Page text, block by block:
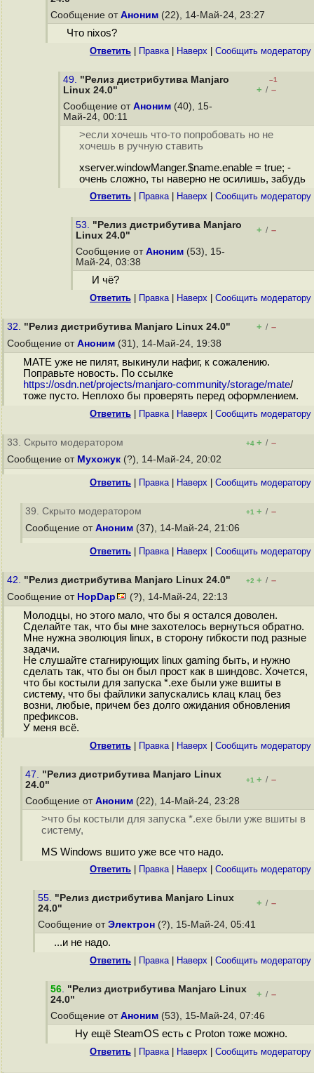
Сообщение от Аноним (22), 14-Май-24, 23:27
Что nixos?
Ответить Правка| Наверх Cообщить модератору
49. "Релиз дистрибутива Manjaro
Linux 24.0"
–1
+ / –
Сообщение от Аноним (40), 15-
Май-24, 00:11
>если хочешь что-то попробовать но не
хочешь в ручную ставить
xserver.windowManger.$name.enable = true; -
очень сложно, ты наверно не осилишь, забудь
Ответить Правка| Наверх Cообщить модератору
53. "Релиз дистрибутива Manjaro
Linux 24.0"
+ / –
Сообщение от Аноним (53), 15-
Май-24, 03:38
И чë?
Ответить Правка| Наверх Cообщить модератору
32. "Релиз дистрибутива Manjaro Linux 24.0" + / –
Сообщение от Аноним (31), 14-Май-24, 19:38
MATE уже не пилят, выкинули нафиг, к сожалению.
Поправьте новость. По ссылке
https://osdn.net/projects/manjaro-community/storage/mate/
тоже пусто. Неплохо бы проверять перед оформлением.
Ответить Правка| Наверх Cообщить модератору
33. Скрыто модератором +4 + / –
Сообщение от Мухожук (?), 14-Май-24, 20:02
Ответить Правка| Наверх Cообщить модератору
39. Скрыто модератором +1 + / –
Сообщение от Аноним (37), 14-Май-24, 21:06
Ответить Правка| Наверх Cообщить модератору
42. "Релиз дистрибутива Manjaro Linux 24.0" +2 + / –
Сообщение от HopDap (?), 14-Май-24, 22:13
Молодцы, но этого мало, что бы я остался доволен.
Сделайте так, что бы мне захотелось вернуться обратно.
Мне нужна эволюция linux, в сторону гибкости под разные
задачи.
Не слушайте стагнирующих linux gaming быть, и нужно
сделать так, что бы он был прост как в шиндовс. Хочется,
что бы костыли для запуска *.exe были уже вшиты в
систему, что бы файлики запускались клац клац без
возни, любые, причем без долго ожидания обновления
префиксов.
У меня всё.
Ответить Правка| Наверх Cообщить модератору
47. "Релиз дистрибутива Manjaro Linux
24.0"
+1 + / –
Сообщение от Аноним (22), 14-Май-24, 23:28
>что бы костыли для запуска *.exe были уже вшиты в
систему,
MS Windows вшито уже все что надо.
Ответить Правка| Наверх Cообщить модератору
55. "Релиз дистрибутива Manjaro Linux
24.0"
+ / –
Сообщение от Электрон (?), 15-Май-24, 05:41
...и не надо.
Ответить Правка| Наверх Cообщить модератору
56. "Релиз дистрибутива Manjaro Linux
24.0"
+ / –
Сообщение от Аноним (53), 15-Май-24, 07:46
Ну ещё SteamOS есть с Proton тоже можно.
Ответить Правка| Наверх Cообщить модератору